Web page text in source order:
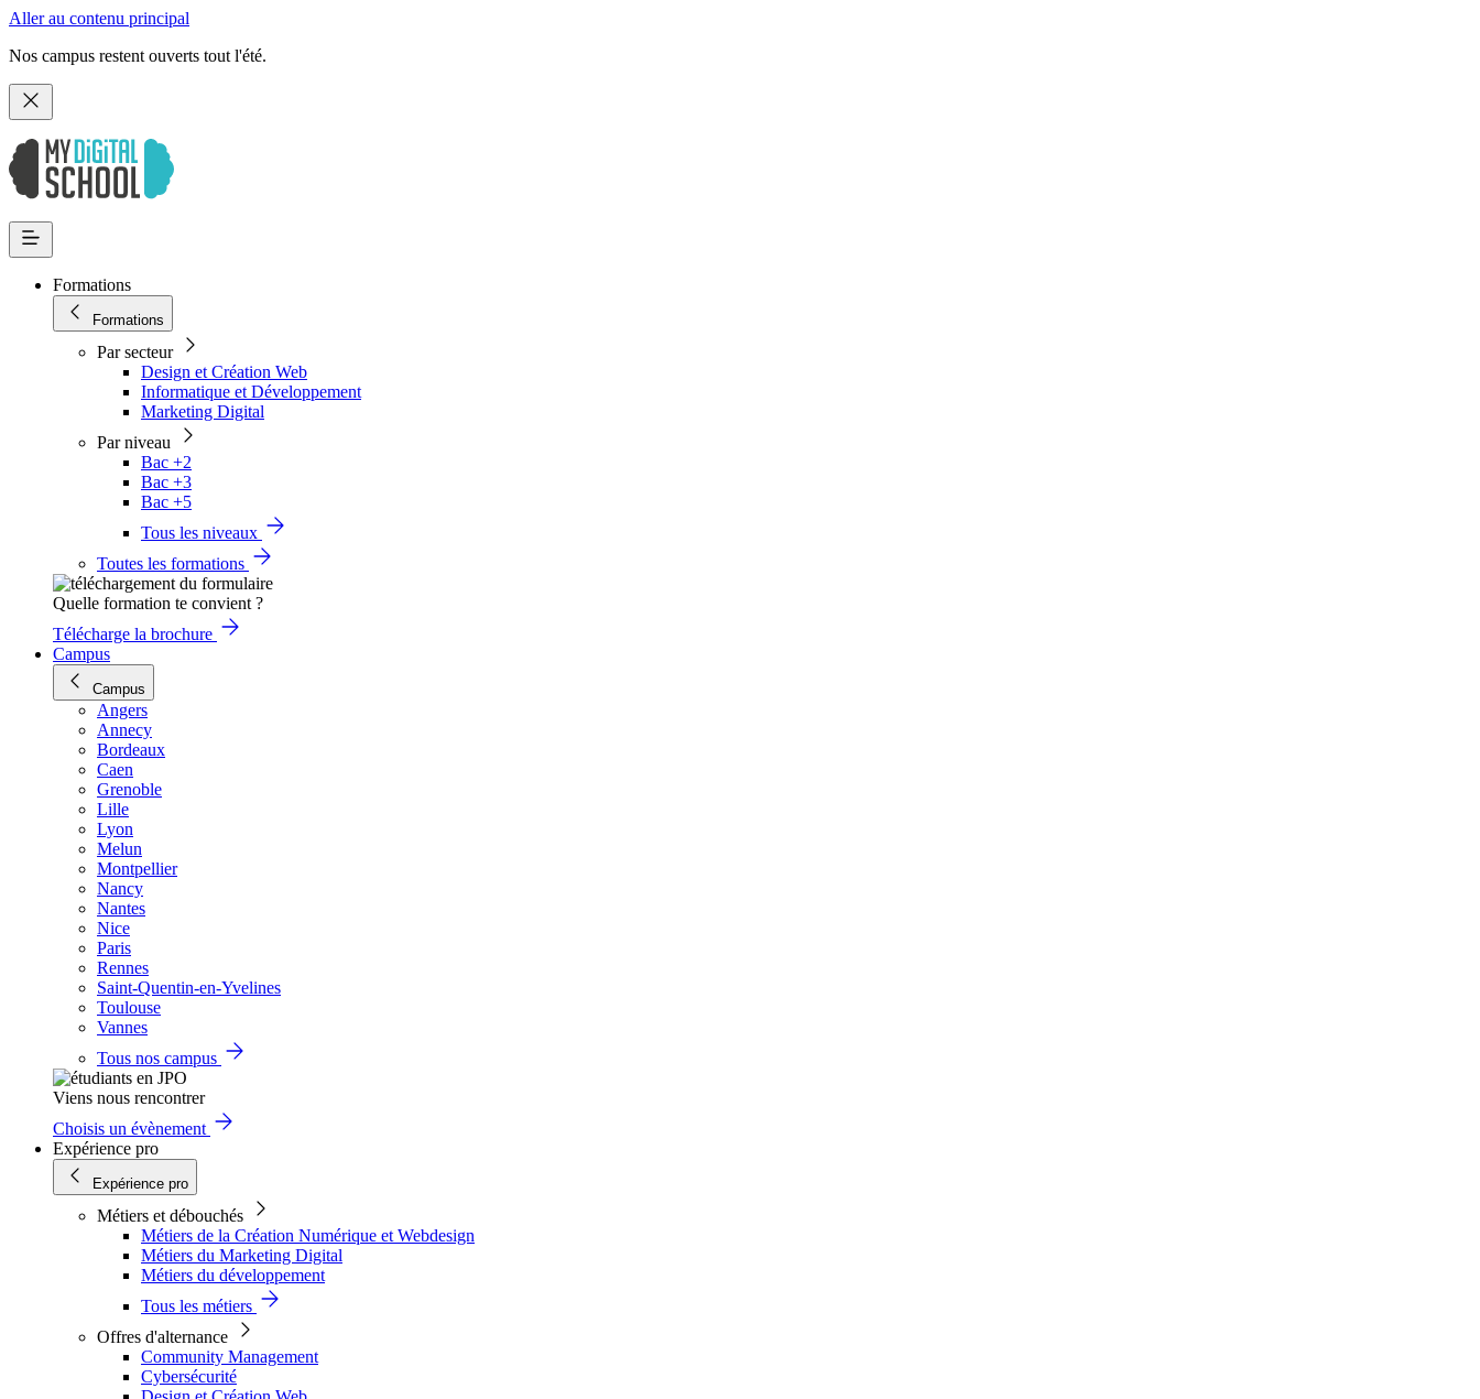
Aller au contenu principal
Nos campus restent ouverts tout l'été.
Formations
Formations
Par secteur
Design et Création Web
Informatique et Développement
Marketing Digital
Par niveau
Bac +2
Bac +3
Bac +5
Tous les niveaux
Toutes les formations
Quelle formation te convient ?
Télécharge la brochure
Campus
Campus
Angers
Annecy
Bordeaux
Caen
Grenoble
Lille
Lyon
Melun
Montpellier
Nancy
Nantes
Nice
Paris
Rennes
Saint-Quentin-en-Yvelines
Toulouse
Vannes
Tous nos campus
Viens nous rencontrer
Choisis un évènement
Expérience pro
Expérience pro
Métiers et débouchés
Métiers de la Création Numérique et Webdesign
Métiers du Marketing Digital
Métiers du développement
Tous les métiers
Offres d'alternance
Community Management
Cybersécurité